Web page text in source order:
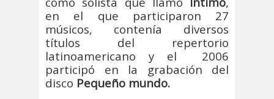
Antonio
Márquez
aprueb
o
Araucaní
Arco de
Triunfo
argentin
a
Arica
Arica
Parinacota
Aristegui en
vivo
en el que participaron 27
músicos, contenía diversos
títulos del repertorio
latinoamericano y el
2006
participó en la grabación del
disco Pequeño mundo.